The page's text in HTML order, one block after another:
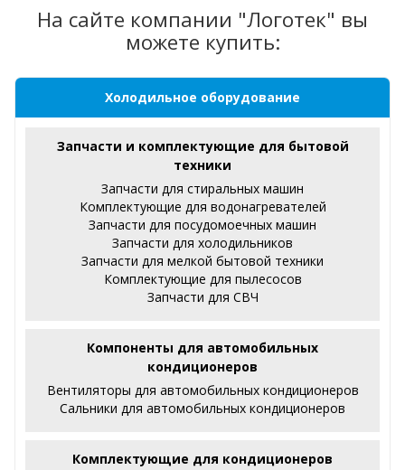
На сайте компании "Логотек" вы
можете купить:
Холодильное оборудование
Запчасти и комплектующие для бытовой
техники
Запчасти для стиральных машин
Комплектующие для водонагревателей
Запчасти для посудомоечных машин
Запчасти для холодильников
Запчасти для мелкой бытовой техники
Комплектующие для пылесосов
Запчасти для СВЧ
Компоненты для автомобильных
кондиционеров
Вентиляторы для автомобильных кондиционеров
Сальники для автомобильных кондиционеров
Комплектующие для кондиционеров